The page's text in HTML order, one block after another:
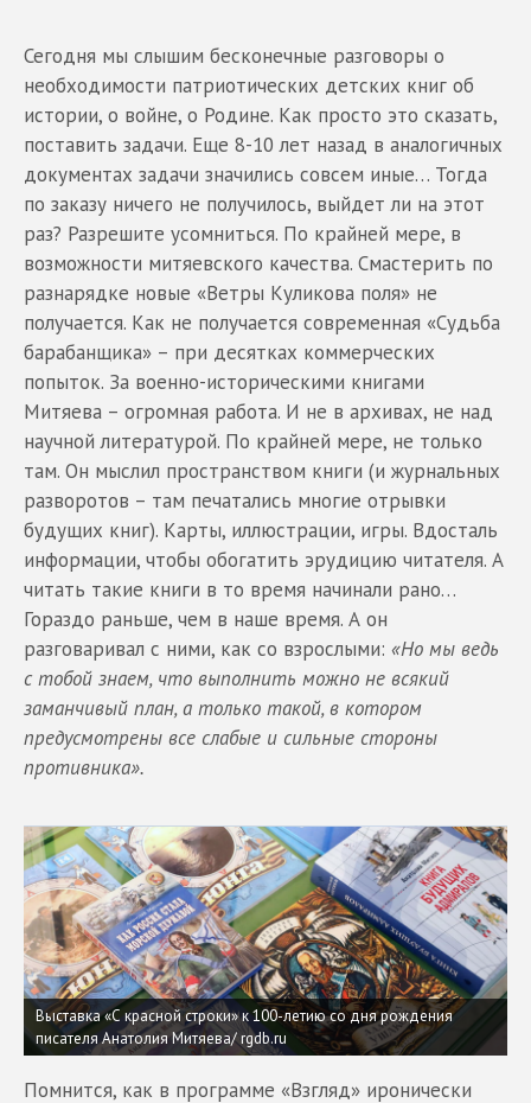
Сегодня мы слышим бесконечные разговоры о
необходимости патриотических детских книг об
истории, о войне, о Родине. Как просто это сказать,
поставить задачи. Еще 8-10 лет назад в аналогичных
документах задачи значились совсем иные… Тогда
по заказу ничего не получилось, выйдет ли на этот
раз? Разрешите усомниться. По крайней мере, в
возможности митяевского качества. Смастерить по
разнарядке новые «Ветры Куликова поля» не
получается. Как не получается современная «Судьба
барабанщика» – при десятках коммерческих
попыток. За военно-историческими книгами
Митяева – огромная работа. И не в архивах, не над
научной литературой. По крайней мере, не только
там. Он мыслил пространством книги (и журнальных
разворотов – там печатались многие отрывки
будущих книг). Карты, иллюстрации, игры. Вдосталь
информации, чтобы обогатить эрудицию читателя. А
читать такие книги в то время начинали рано…
Гораздо раньше, чем в наше время. А он
разговаривал с ними, как со взрослыми: «Но мы ведь
с тобой знаем, что выполнить можно не всякий
заманчивый план, а только такой, в котором
предусмотрены все слабые и сильные стороны
противника».
Выставка «С красной строки» к 100-летию со дня рождения
писателя Анатолия Митяева/ rgdb.ru
Помнится, как в программе «Взгляд» иронически